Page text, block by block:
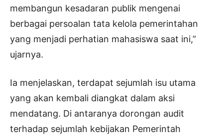
membangun kesadaran publik mengenai
berbagai persoalan tata kelola pemerintahan
yang menjadi perhatian mahasiswa saat ini,”
ujarnya.
Ia menjelaskan, terdapat sejumlah isu utama
yang akan kembali diangkat dalam aksi
mendatang. Di antaranya dorongan audit
terhadap sejumlah kebijakan Pemerintah